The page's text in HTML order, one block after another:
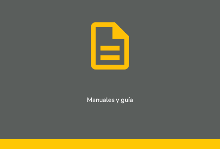
Manuales y guía